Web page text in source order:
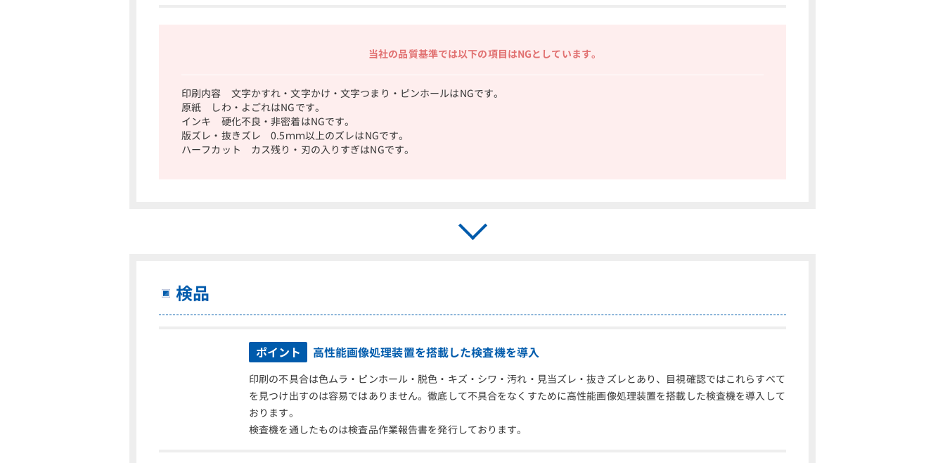
当社の品質基準では以下の項目はNGとしています。
印刷内容 文字かすれ・文字かけ・文字つまり・ピンホールはNGです。
原紙 しわ・よごれはNGです。
インキ 硬化不良・非密着はNGです。
版ズレ・抜きズレ 0.5ｍｍ以上のズレはNGです。
ハーフカット カス残り・刃の入りすぎはNGです。
検品
ポイント 高性能画像処理装置を搭載した検査機を導入
印刷の不具合は色ムラ・ピンホール・脱色・キズ・シワ・汚れ・見当ズレ・抜きズレとあり、目視確認ではこれらすべて
を見つけ出すのは容易ではありません。徹底して不具合をなくすために高性能画像処理装置を搭載した検査機を導入して
おります。
検査機を通したものは検査品作業報告書を発行しております。